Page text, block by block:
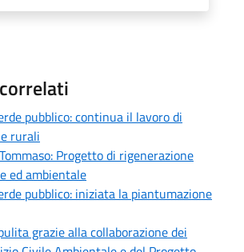
pubblico: continua il lavoro di
rurali
Progetto di rigenerazione
ed ambientale
pubblico: iniziata la piantumazione
grazie alla collaborazione dei